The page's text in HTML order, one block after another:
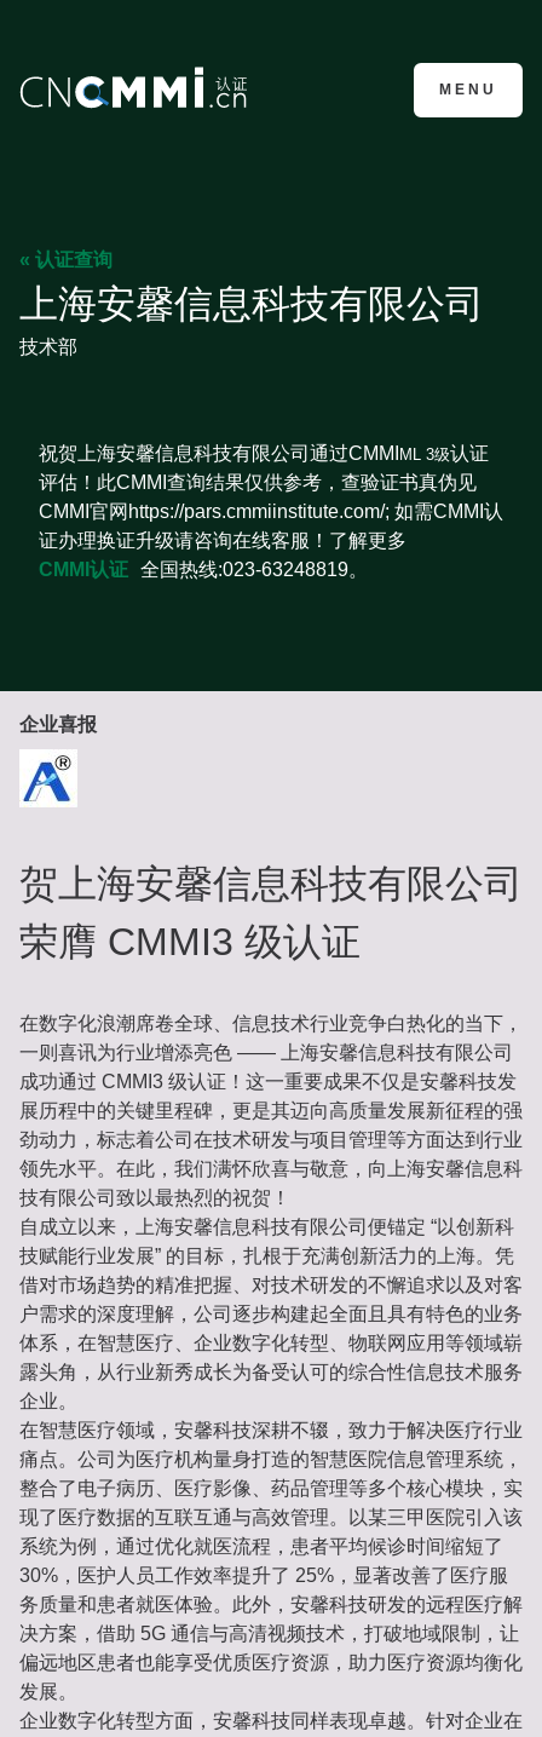
CMMI认证咨询
MENU
« 认证查询
上海安馨信息科技有限公司
技术部
祝贺上海安馨信息科技有限公司通过CMMI ML 3级认证
评估！此CMMI查询结果仅供参考，查验证书真伪见
CMMI官网https://pars.cmmiinstitute.com/; 如需CMMI认
证办理换证升级请咨询在线客服！了解更多
CMMI认证 全国热线:023-63248819。
企业喜报
贺上海安馨信息科技有限公司
荣膺 CMMI3 级认证
在数字化浪潮席卷全球、信息技术行业竞争白热化的当下，
一则喜讯为行业增添亮色 —— 上海安馨信息科技有限公司
成功通过 CMMI3 级认证！这一重要成果不仅是安馨科技发
展历程中的关键里程碑，更是其迈向高质量发展新征程的强
劲动力，标志着公司在技术研发与项目管理等方面达到行业
领先水平。在此，我们满怀欣喜与敬意，向上海安馨信息科
技有限公司致以最热烈的祝贺！
自成立以来，上海安馨信息科技有限公司便锚定 “以创新科
技赋能行业发展” 的目标，扎根于充满创新活力的上海。凭
借对市场趋势的精准把握、对技术研发的不懈追求以及对客
户需求的深度理解，公司逐步构建起全面且具有特色的业务
体系，在智慧医疗、企业数字化转型、物联网应用等领域崭
露头角，从行业新秀成长为备受认可的综合性信息技术服务
企业。
在智慧医疗领域，安馨科技深耕不辍，致力于解决医疗行业
痛点。公司为医疗机构量身打造的智慧医院信息管理系统，
整合了电子病历、医疗影像、药品管理等多个核心模块，实
现了医疗数据的互联互通与高效管理。以某三甲医院引入该
系统为例，通过优化就医流程，患者平均候诊时间缩短了
30%，医护人员工作效率提升了 25%，显著改善了医疗服
务质量和患者就医体验。此外，安馨科技研发的远程医疗解
决方案，借助 5G 通信与高清视频技术，打破地域限制，让
偏远地区患者也能享受优质医疗资源，助力医疗资源均衡化
发展。
企业数字化转型方面，安馨科技同样表现卓越。针对企业在